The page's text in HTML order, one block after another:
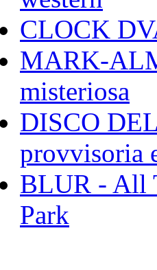
CLOCK
MARK-
misteriosa
DISCO
provvisoria
BLUR - All
Park